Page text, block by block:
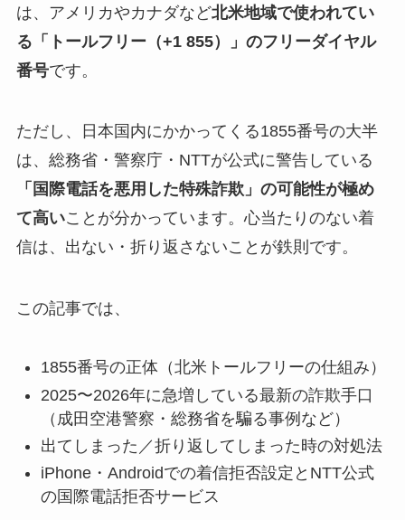
は、アメリカやカナダなど北米地域で使われてい
る「トールフリー（+1 855）」のフリーダイヤル
番号です。
ただし、日本国内にかかってくる1855番号の大半
は、総務省・警察庁・NTTが公式に警告している
「国際電話を悪用した特殊詐欺」の可能性が極め
て高いことが分かっています。心当たりのない着
信は、出ない・折り返さないことが鉄則です。
この記事では、
1855番号の正体（北米トールフリーの仕組み）
2025〜2026年に急増している最新の詐欺手口
（成田空港警察・総務省を騙る事例など）
出てしまった／折り返してしまった時の対処法
iPhone・Androidでの着信拒否設定とNTT公式
の国際電話拒否サービス